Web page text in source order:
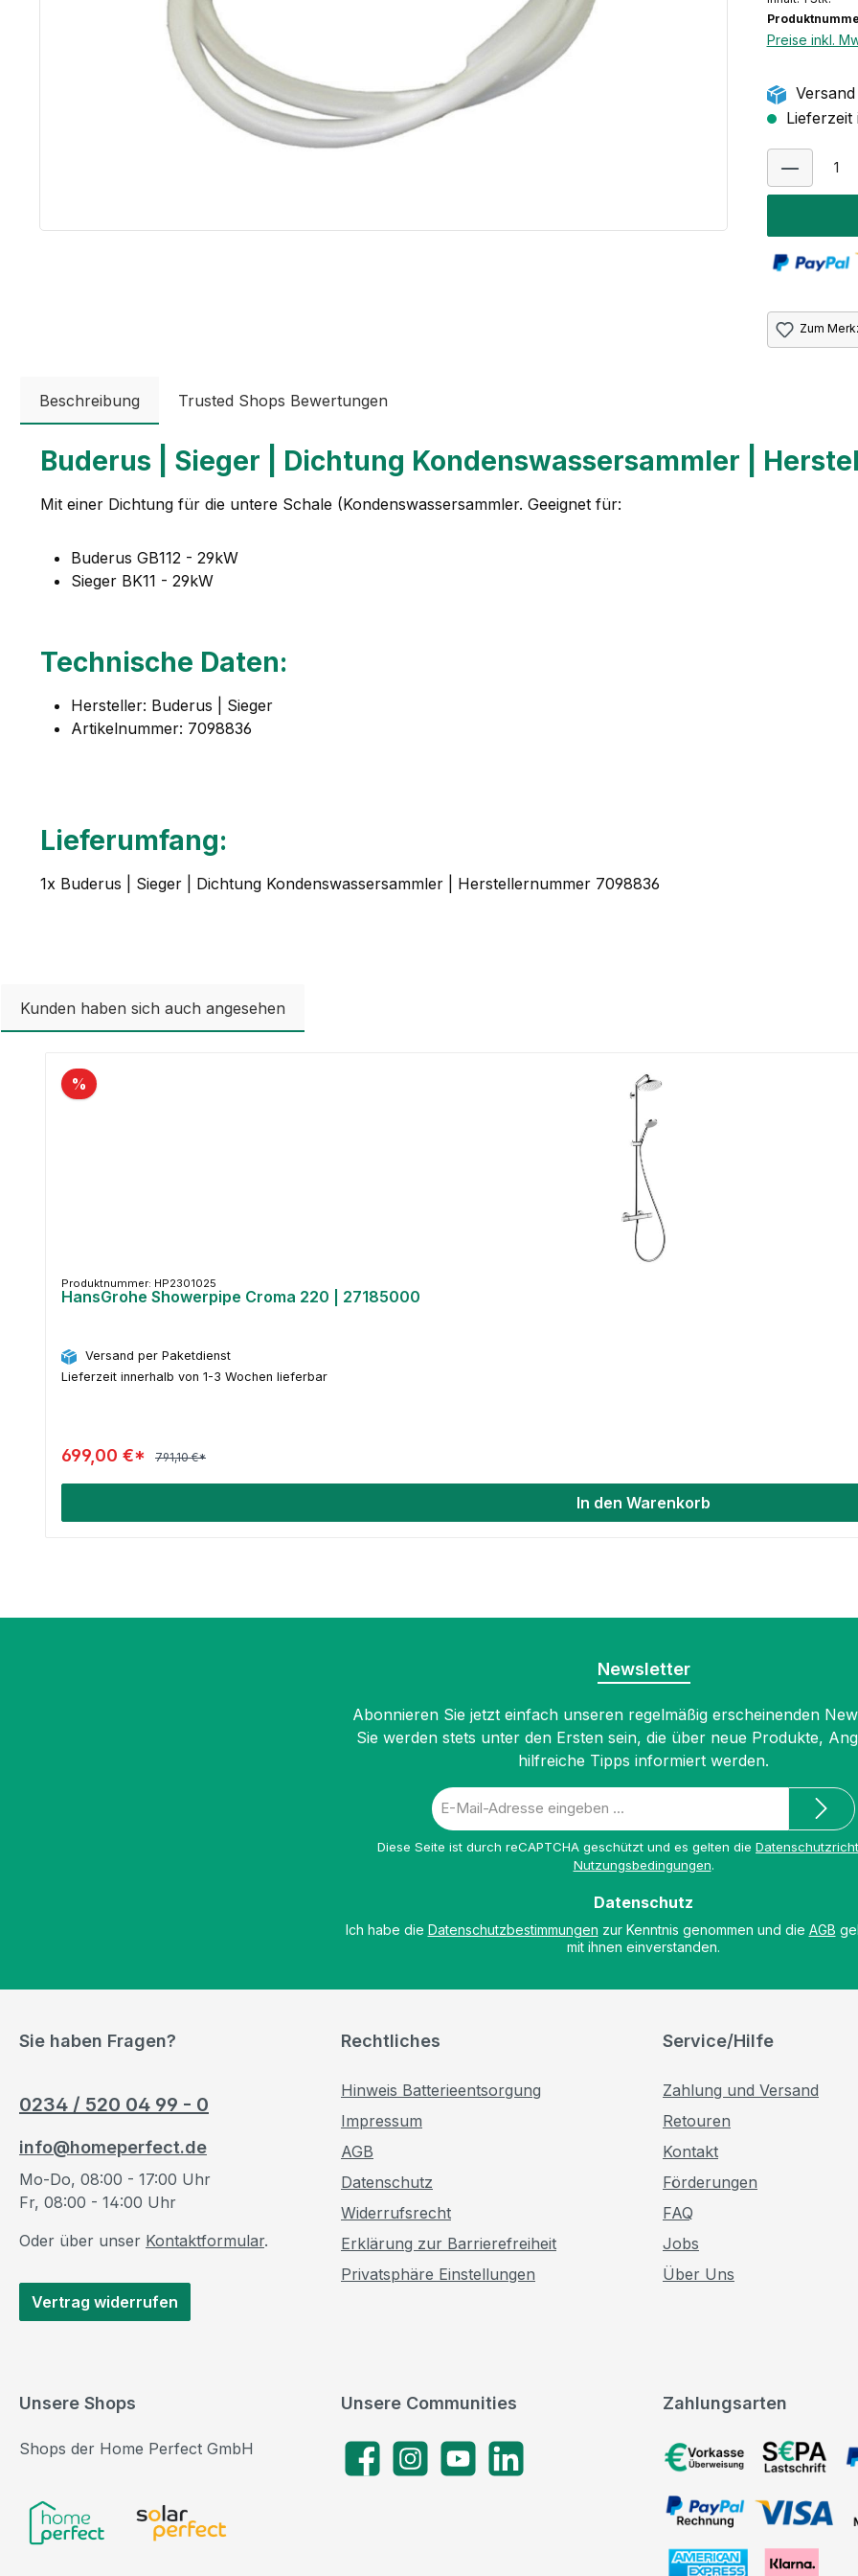
Preise inkl.
Zum
Beschreibung Trusted Shops Bewertungen
Buderus | Sieger | Dichtung Kondenswassersammler |
Mit einer Dichtung für die untere Schale (Kondenswassersammler. Geeignet für:
Buderus GB112 - 29kW
Sieger BK11 - 29kW
Technische Daten:
Hersteller: Buderus | Sieger
Artikelnummer: 7098836
Lieferumfang:
1x Buderus | Sieger | Dichtung Kondenswassersammler | Herstellernummer 7098836
Kunden haben sich auch angesehen
%
Produktnummer: HP2301025
HansGrohe Showerpipe Croma 220 | 27185000
Versand per Paketdienst
Lieferzeit innerhalb von 1-3 Wochen lieferbar
699,00 €* 791,10 €*
In den Warenkorb
Newsletter
Abonnieren Sie jetzt einfach unseren regelmäßig erscheinenden
Sie werden stets unter den Ersten sein, die über neue Produkte,
hilfreiche Tipps informiert werden.
E-
Mail-
Diese Seite ist durch reCAPTCHA geschützt und es gelten die
Nutzungsbedingungen.
Datenschutz
Ich habe die Datenschutzbestimmungen zur Kenntnis genommen und die AGB
mit ihnen einverstanden.
Sie haben Fragen?
0234 / 520 04 99 - 0
info@homeperfect.de
Mo-Do, 08:00 - 17:00 Uhr
Fr, 08:00 - 14:00 Uhr
Oder über unser Kontaktformular.
Vertrag widerrufen
Rechtliches
Hinweis Batterieentsorgung
Impressum
AGB
Datenschutz
Widerrufsrecht
Erklärung zur Barrierefreiheit
Privatsphäre Einstellungen
Service/Hilfe
Zahlung und Versand
Retouren
Kontakt
Förderungen
FAQ
Jobs
Über Uns
Zahlungsarten
Vorkasse, SEPA-
Unsere Communities
FacebookInstagramYouTubeLinkedIn
Unsere Shops
Shops der Home Perfect GmbH